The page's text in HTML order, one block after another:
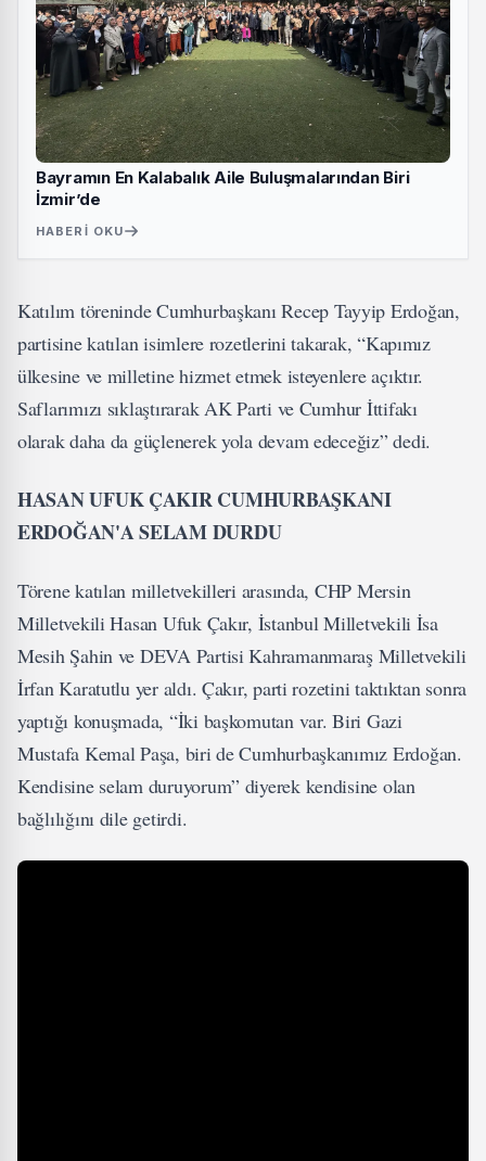
Bayramın En Kalabalık Aile Buluşmalarından Biri
İzmir’de
HABERI OKU
Katılım töreninde Cumhurbaşkanı Recep Tayyip Erdoğan,
partisine katılan isimlere rozetlerini takarak, “Kapımız
ülkesine ve milletine hizmet etmek isteyenlere açıktır.
Saflarımızı sıklaştırarak AK Parti ve Cumhur İttifakı
olarak daha da güçlenerek yola devam edeceğiz” dedi.
HASAN UFUK ÇAKIR CUMHURBAŞKANI
ERDOĞAN'A SELAM DURDU
Törene katılan milletvekilleri arasında, CHP Mersin
Milletvekili Hasan Ufuk Çakır, İstanbul Milletvekili İsa
Mesih Şahin ve DEVA Partisi Kahramanmaraş Milletvekili
İrfan Karatutlu yer aldı. Çakır, parti rozetini taktıktan sonra
yaptığı konuşmada, “İki başkomutan var. Biri Gazi
Mustafa Kemal Paşa, biri de Cumhurbaşkanımız Erdoğan.
Kendisine selam duruyorum” diyerek kendisine olan
bağlılığını dile getirdi.